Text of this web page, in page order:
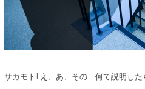
サカモト｢え、あ、その…何て説明し